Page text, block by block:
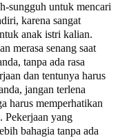
sungguh untuk mencari
karena sangat
anak istri kalian.
merasa senang saat
tanpa ada rasa
dan tentunya harus
jangan terlena
harus memperhatikan
Pekerjaan yang
bahagia tanpa ada